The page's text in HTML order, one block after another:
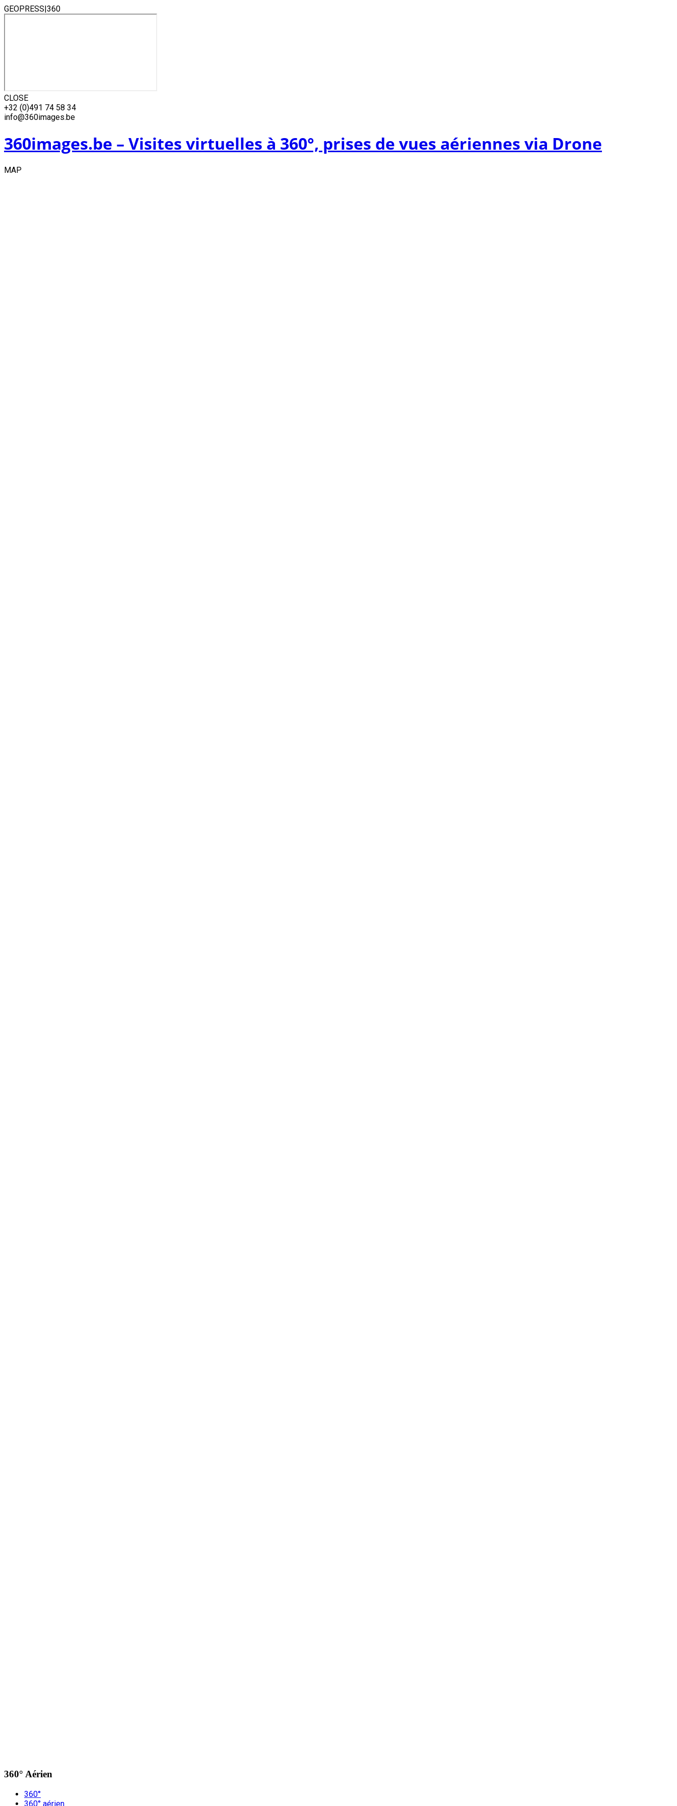
GEOPRESS|360
CLOSE
Skip
to
+32 (0)491 74 58 34
info@360images.be
360images.be – Visites virtuelles à 360°, prises de vues aériennes via Drone
MAP
360° Aérien
360°
360° aérien